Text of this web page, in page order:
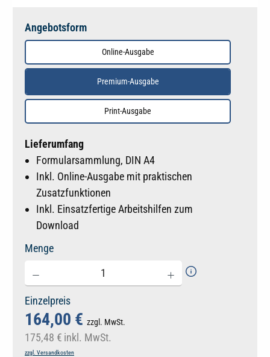
Angebotsform
Online-Ausgabe
Premium-Ausgabe
Print-Ausgabe
Lieferumfang
Formularsammlung, DIN A4
Inkl. Online-Ausgabe mit praktischen
Zusatzfunktionen
Inkl. Einsatzfertige Arbeitshilfen zum
Download
Menge
Einzelpreis
164,00 € zzgl. MwSt.
175,48 € inkl. MwSt.
zzgl. Versandkosten